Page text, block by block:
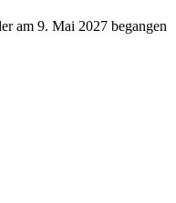
am 9. Mai 2027 begangen